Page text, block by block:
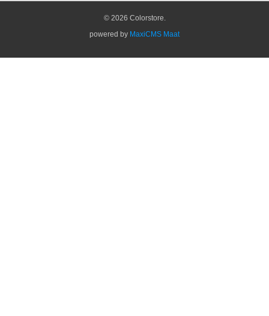
© 2026 Colorstore.
powered by MaxiCMS Maat